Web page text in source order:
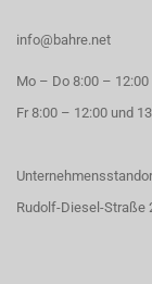
info@bahre.net
Mo – Do 8:00 –
Fr 8:00 – 12:00 und
Rudolf-Diesel-Straße